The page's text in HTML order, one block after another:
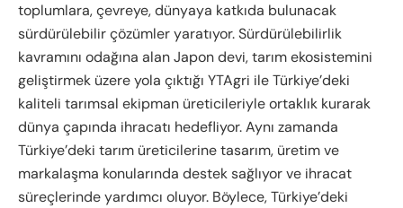
toplumlara, çevreye, dünyaya katkıda bulunacak
sürdürülebilir çözümler yaratıyor. Sürdürülebilirlik
kavramını odağına alan Japon devi, tarım ekosistemini
geliştirmek üzere yola çıktığı YTAgri ile Türkiye’deki
kaliteli tarımsal ekipman üreticileriyle ortaklık kurarak
dünya çapında ihracatı hedefliyor. Aynı zamanda
Türkiye’deki tarım üreticilerine tasarım, üretim ve
markalaşma konularında destek sağlıyor ve ihracat
süreçlerinde yardımcı oluyor. Böylece, Türkiye’deki